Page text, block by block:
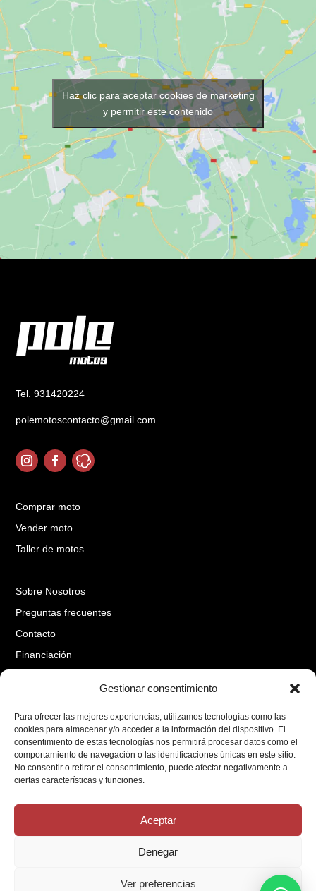
Gestionar consentimiento
Para ofrecer las mejores experiencias, utilizamos tecnologías como las
cookies para almacenar y/o acceder a la información del dispositivo. El
consentimiento de estas tecnologías nos permitirá procesar datos como el
comportamiento de navegación o las identificaciones únicas en este sitio.
No consentir o retirar el consentimiento, puede afectar negativamente a
ciertas características y funciones.
Aceptar
Denegar
Ver preferencias
Haz clic para aceptar cookies de marketing
y permitir este contenido
Tel. 931420224
polemotoscontacto@gmail.com
Comprar moto
Vender moto
Taller de motos
Sobre Nosotros
Preguntas frecuentes
Contacto
Financiación
Política de cookies
Cambios y Devoluciones
Mi cuenta
Financiado por la Unión Europea-Next Generation EU